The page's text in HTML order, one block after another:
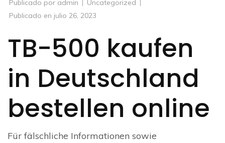
Publicado por admin
Uncategorized
Publicado en julio 26, 2023
TB-500 kaufen
in Deutschland
bestellen online
Für fälschliche Informationen sowie